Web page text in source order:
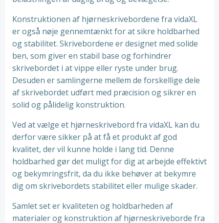
Konstruktionen af hjørneskrivebordene fra vidaXL
er også nøje gennemtænkt for at sikre holdbarhed
og stabilitet. Skrivebordene er designet med solide
ben, som giver en stabil base og forhindrer
skrivebordet i at vippe eller ryste under brug.
Desuden er samlingerne mellem de forskellige dele
af skrivebordet udført med præcision og sikrer en
solid og pålidelig konstruktion.
Ved at vælge et hjørneskrivebord fra vidaXL kan du
derfor være sikker på at få et produkt af god
kvalitet, der vil kunne holde i lang tid. Denne
holdbarhed gør det muligt for dig at arbejde effektivt
og bekymringsfrit, da du ikke behøver at bekymre
dig om skrivebordets stabilitet eller mulige skader.
Samlet set er kvaliteten og holdbarheden af
materialer og konstruktion af hjørneskriveborde fra